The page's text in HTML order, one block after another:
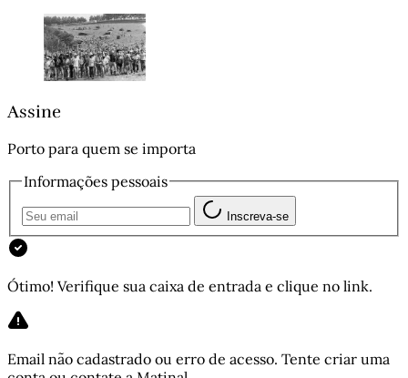
Assine
Porto para quem se importa
Informações pessoais
Inscreva-se
Ótimo! Verifique sua caixa de entrada e clique no link.
Email não cadastrado ou erro de acesso. Tente criar uma